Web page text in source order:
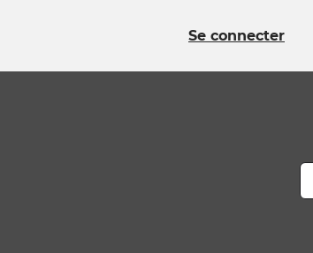
Se connecter